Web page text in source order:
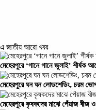
এ জাতীয় আরো খবর
মেহেরপুরে ‘গানে গানে জুলাই’ শীর্ষক
মেহেরপুরে ঘন ঘন লোডশেডিং, চরম
মেহেরপুরে কৃষকদের মাঝে পেঁয়াজ বীজ ও